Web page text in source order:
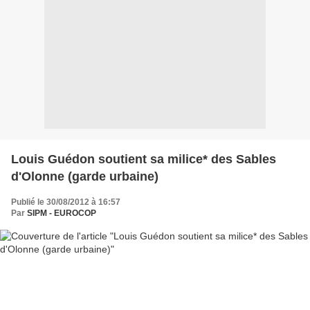
Louis Guédon soutient sa milice* des Sables
d'Olonne (garde urbaine)
Publié le 30/08/2012 à 16:57
Par SIPM - EUROCOP